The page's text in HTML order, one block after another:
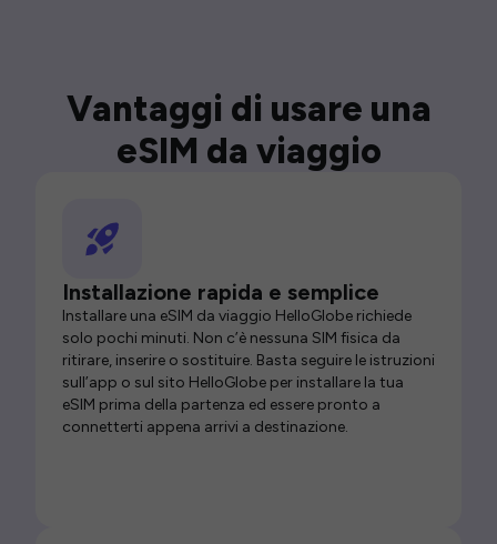
Vantaggi di usare una
eSIM da viaggio
Installazione rapida e semplice
Installare una eSIM da viaggio HelloGlobe richiede
solo pochi minuti. Non c’è nessuna SIM fisica da
ritirare, inserire o sostituire. Basta seguire le istruzioni
sull’app o sul sito HelloGlobe per installare la tua
eSIM prima della partenza ed essere pronto a
connetterti appena arrivi a destinazione.